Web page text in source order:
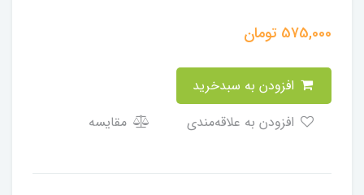
575,000 تومان
مقایسه